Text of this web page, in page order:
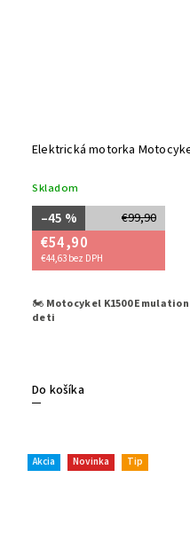
Elektrická motorka
Skladom
€99,90
–45 %
€54,90
€44,63 bez DPH
Do košíka
🏍️ Motocykel K1500
deti
Akcia Novinka Tip